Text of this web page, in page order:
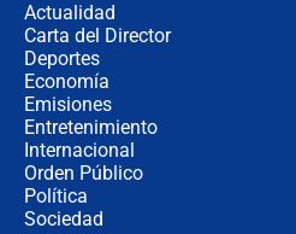
Actualidad
Carta del Director
Deportes
Economía
Emisiones
Entretenimiento
Internacional
Orden Público
Política
Sociedad